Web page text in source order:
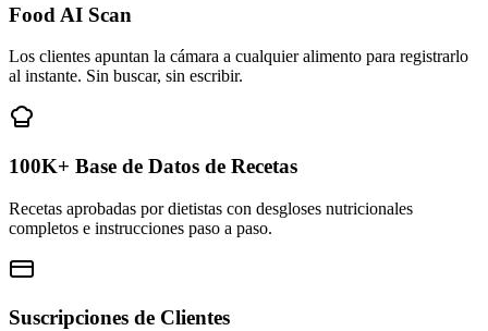
Food AI Scan
Los clientes apuntan la cámara a cualquier alimento para registrarlo
al instante. Sin buscar, sin escribir.
100K+ Base de Datos de Recetas
Recetas aprobadas por dietistas con desgloses nutricionales
completos e instrucciones paso a paso.
Suscripciones de Clientes